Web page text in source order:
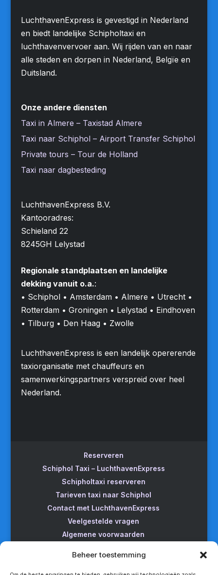
Beheer toestemming
LuchthavenExpress is gevestigd in Nederland
en biedt landelijke Schipholtaxi en
luchthavenvervoer aan. Wij rijden van en naar
alle steden en dorpen in Nederland, Belgïe en
Duitsland.
Onze andere diensten
Taxi in Almere – Taxistad Almere
Taxi naar Schiphol – Airport Transfer Schiphol
Private tours – Tour de Holland
Taxi naar dagbesteding
LuchthavenExpress B.V.
Kantooradres:
Schieland 22
8245GH Lelystad
Regionale standplaatsen en landelijke
dekking vanuit o.a.:
• Schiphol • Amsterdam • Almere • Utrecht •
Rotterdam • Groningen • Lelystad • Eindhoven
• Tilburg • Den Haag • Zwolle
LuchthavenExpress is een landelijk opererende
taxiorganisatie met chauffeurs en
samenwerkingspartners verspreid over heel
Nederland.
Reserveren
Schiphol Taxi – LuchthavenExpress
Schipholtaxi reserveren
Tarieven taxi naar Schiphol
Contact met LuchthavenExpress
Veelgestelde vragen
Algemene voorwaarden